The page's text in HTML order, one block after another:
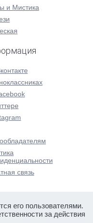
и Мистика
связь
его пользователями.
за действия